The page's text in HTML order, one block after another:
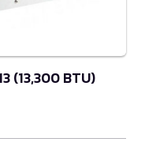
(13,300 BTU)